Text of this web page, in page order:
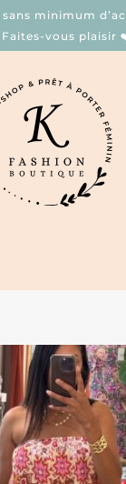
minimum
Faites-vous plaisir